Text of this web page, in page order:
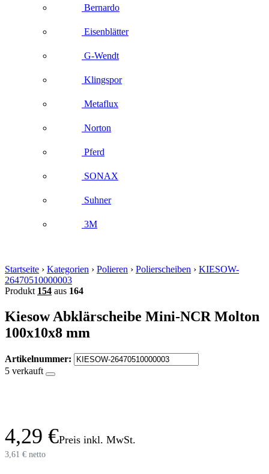
Bernardo
Eisenblätter
G-Wendt
Klingspor
Metaflux
Norton
Pferd
SONAX
Suhner
3M
Startseite › Kategorien › Polieren › Polierscheiben › KIESOW-
26470510000003
Produkt 154 aus 164
Kiesow Abklärscheibe Mini-NCR Molton
100x10x8 mm
Artikelnummer:
5 verkauft
4,29 €Preis inkl. MwSt.
3,61 € netto